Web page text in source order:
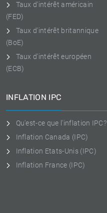
Taux d'intérêt américain
(FED)
Taux d'intérêt britannique
(BoE)
Taux d'intérêt européen
(ECB)
INFLATION IPC
Qu'est-ce que l'inflation IPC?
Inflation Canada (IPC)
Inflation Etats-Unis (IPC)
Inflation France (IPC)